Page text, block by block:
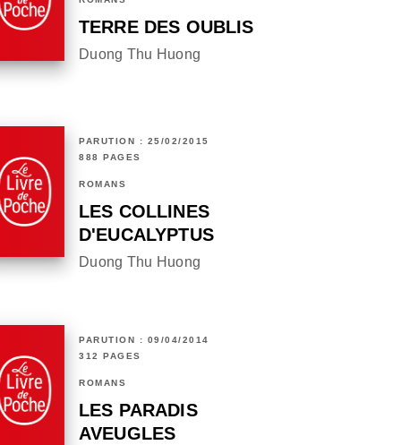
TERRE DES OUBLIS
Duong Thu Huong
PARUTION : 25/02/2015
888 PAGES
ROMANS
LES COLLINES
D'EUCALYPTUS
Duong Thu Huong
PARUTION : 09/04/2014
312 PAGES
ROMANS
LES PARADIS
AVEUGLES